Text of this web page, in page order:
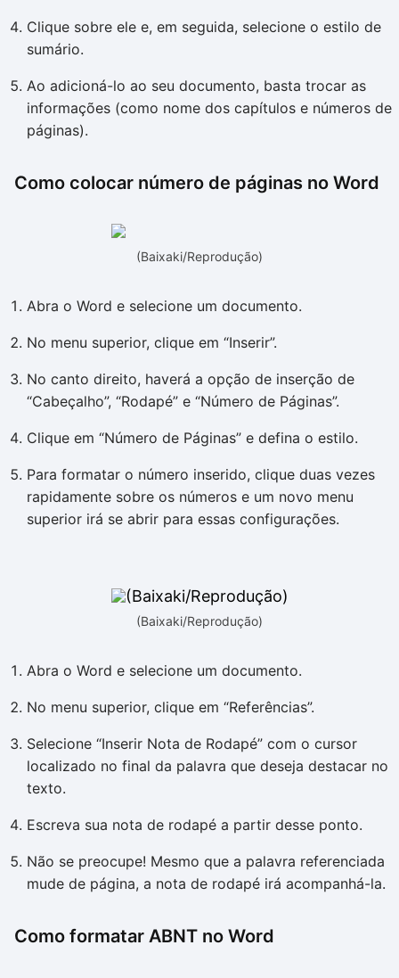
Clique sobre ele e, em seguida, selecione o estilo de
sumário.
Ao adicioná-lo ao seu documento, basta trocar as
informações (como nome dos capítulos e números de
páginas).
Como colocar número de páginas no Word
(Baixaki/Reprodução)
Abra o Word e selecione um documento.
No menu superior, clique em “Inserir”.
No canto direito, haverá a opção de inserção de
“Cabeçalho”, “Rodapé” e “Número de Páginas”.
Clique em “Número de Páginas” e defina o estilo.
Para formatar o número inserido, clique duas vezes
rapidamente sobre os números e um novo menu
superior irá se abrir para essas configurações.
(Baixaki/Reprodução)
Abra o Word e selecione um documento.
No menu superior, clique em “Referências”.
Selecione “Inserir Nota de Rodapé” com o cursor
localizado no final da palavra que deseja destacar no
texto.
Escreva sua nota de rodapé a partir desse ponto.
Não se preocupe! Mesmo que a palavra referenciada
mude de página, a nota de rodapé irá acompanhá-la.
Como formatar ABNT no Word